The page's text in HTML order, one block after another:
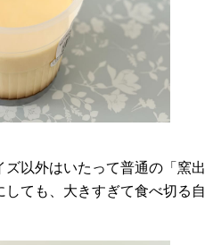
以外はいたって普通の「窯出
しても、大きすぎて食べ切る自